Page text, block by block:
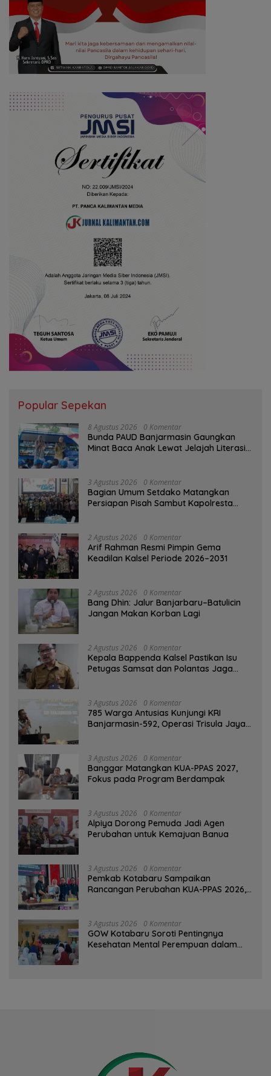
Popular Sepekan
8 Agustus 2026 0 Komentar
Bunda PAUD Banjarmasin Gaungkan
Minat Baca Anak Lewat Jelajah Literasi
3 Agustus 2026 0 Komentar
Bagian Umum Setdako Matangkan
Persiapan Pisah Sambut Kapolresta
2 Agustus 2026 0 Komentar
Arif Rahman Resmi Pimpin Gema
Keadilan Kalsel Periode 2026–2031
2 Agustus 2026 0 Komentar
Bang Dhin: Jalur Banjarbaru–Batulicin
Jangan Makan Korban Lagi
2 Agustus 2026 0 Komentar
Kepala Bappenda Kalsel Pastikan Isu
Petugas Samsat dan Polantas Jaga
3 Agustus 2026 0 Komentar
785 Warga Antusias Kunjungi KRI
Banjarmasin-592, Operasi Trisula Jaya
3 Agustus 2026 0 Komentar
‎Banggar Matangkan KUA-PPAS 2027,
Fokus pada Program Berdampak
3 Agustus 2026 0 Komentar
‎Alpiya Dorong Pemuda Jadi Agen
Perubahan untuk Kemajuan Banua ‎
3 Agustus 2026 0 Komentar
Pemkab Kotabaru Sampaikan
Rancangan Perubahan KUA-PPAS 2026,
3 Agustus 2026 0 Komentar
GOW Kotabaru Soroti Pentingnya
Kesehatan Mental Perempuan dalam